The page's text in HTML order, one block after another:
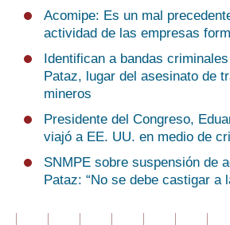
Acomipe: Es un mal
actividad de las empresas
Identifican a bandas
Pataz, lugar del asesinato de
mineros
Presidente del Congreso,
viajó a EE. UU. en medio de
SNMPE sobre suspensión de
Pataz: “No se debe castigar a